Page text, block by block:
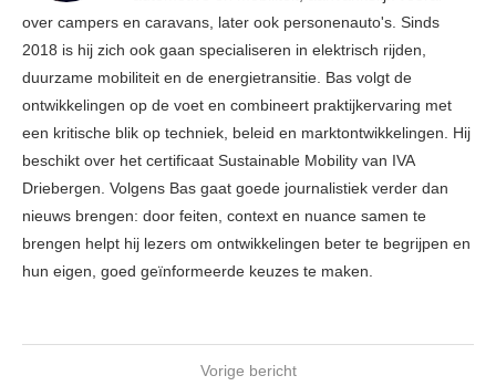
over campers en caravans, later ook personenauto's. Sinds
2018 is hij zich ook gaan specialiseren in elektrisch rijden,
duurzame mobiliteit en de energietransitie. Bas volgt de
ontwikkelingen op de voet en combineert praktijkervaring met
een kritische blik op techniek, beleid en marktontwikkelingen. Hij
beschikt over het certificaat Sustainable Mobility van IVA
Driebergen. Volgens Bas gaat goede journalistiek verder dan
nieuws brengen: door feiten, context en nuance samen te
brengen helpt hij lezers om ontwikkelingen beter te begrijpen en
hun eigen, goed geïnformeerde keuzes te maken.
Vorige bericht